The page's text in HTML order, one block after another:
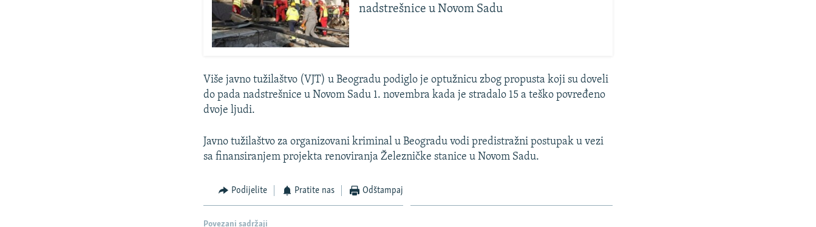
nadstrešnice u Novom Sadu
Više javno tužilaštvo (VJT) u Beogradu podiglo je optužnicu zbog propusta koji su doveli
do pada nadstrešnice u Novom Sadu 1. novembra kada je stradalo 15 a teško povređeno
dvoje ljudi.
Javno tužilaštvo za organizovani kriminal u Beogradu vodi predistražni postupak u vezi
sa finansiranjem projekta renoviranja Železničke stanice u Novom Sadu.
Podijelite Pratite nas Odštampaj
Povezani sadržaji